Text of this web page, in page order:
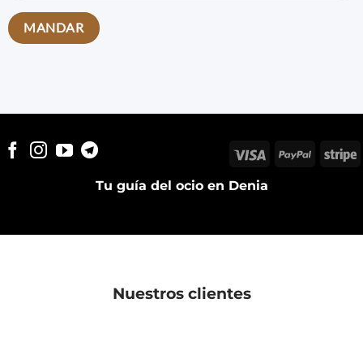
Tu guía del ocio en Denia
Visa PayPal
Nuestros clientes